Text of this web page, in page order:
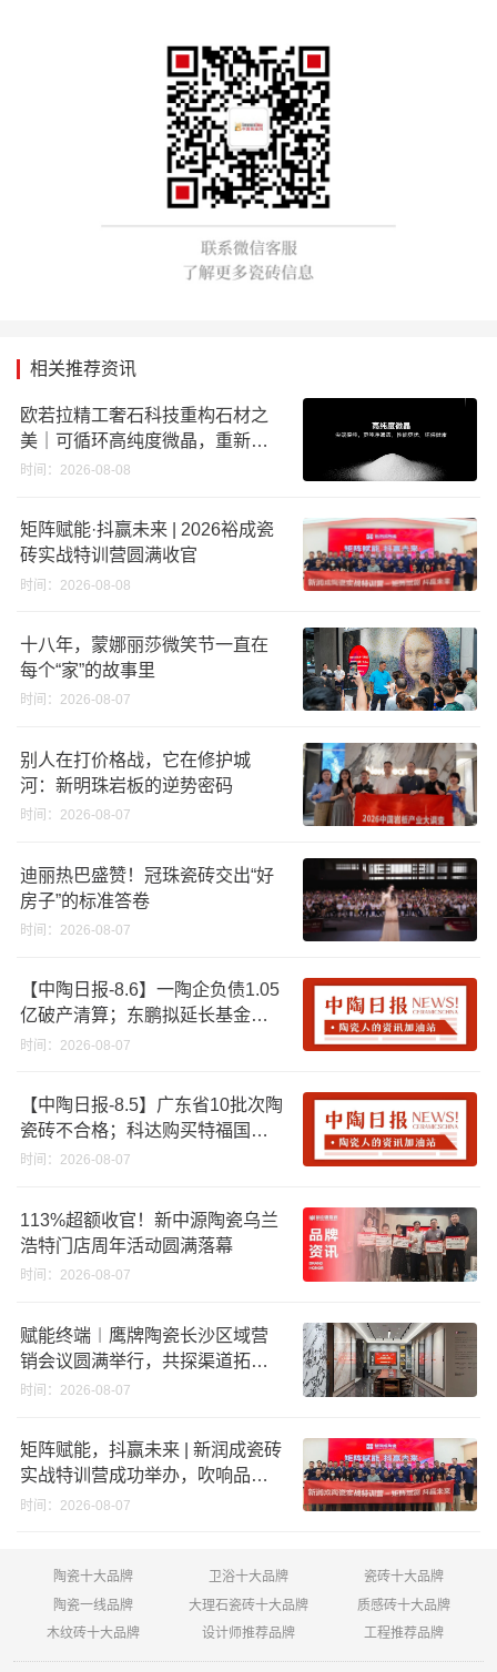
相关推荐资讯
欧若拉精工奢石科技重构石材之
美｜可循环高纯度微晶，重新定
义高端奢石原料
时间：2026-08-08
矩阵赋能·抖赢未来 | 2026裕成瓷
砖实战特训营圆满收官
时间：2026-08-08
十八年，蒙娜丽莎微笑节一直在
每个“家”的故事里
时间：2026-08-07
别人在打价格战，它在修护城
河：新明珠岩板的逆势密码
时间：2026-08-07
迪丽热巴盛赞！冠珠瓷砖交出“好
房子”的标准答卷
时间：2026-08-07
【中陶日报-8.6】一陶企负债1.05
亿破产清算；东鹏拟延长基金投
资期限；工信部开展建陶行业能
时间：2026-08-07
【中陶日报-8.5】广东省10批次陶
瓷砖不合格；科达购买特福国际
股份申请未通过；蒙娜丽莎5千万
破18亿元
时间：2026-08-07
113%超额收官！新中源陶瓷乌兰
浩特门店周年活动圆满落幕
时间：2026-08-07
赋能终端︱鹰牌陶瓷长沙区域营
销会议圆满举行，共探渠道拓展
与门店升级新路径
时间：2026-08-07
矩阵赋能，抖赢未来 | 新润成瓷砖
实战特训营成功举办，吹响品牌
秋季营销冲锋号！
时间：2026-08-07
陶瓷十大品牌 卫浴十大品牌
瓷砖十大品牌
陶瓷一线品牌
大理石瓷砖十大品牌
质感砖十大品牌
木纹砖十大品牌
设计师推荐品牌 工程推荐品牌